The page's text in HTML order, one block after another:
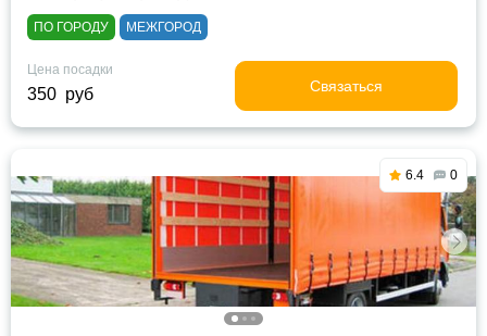
ПО ГОРОДУ МЕЖГОРОД
Цена посадки
350 руб Связаться
6.4 0